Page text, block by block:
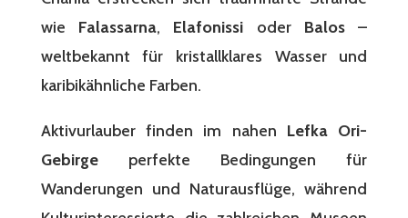
wie Falassarna, Elafonissi oder Balos–
weltbekannt für kristallklares Wasser und
karibikähnliche Farben.
Aktivurlauber finden im nahen Lefka Ori-
Gebirgeperfekte Bedingungen für
Wanderungen und Naturausflüge, während